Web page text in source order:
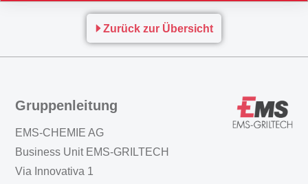
Zurück zur Übersicht
Gruppenleitung
EMS-CHEMIE AG
Business Unit EMS-GRILTECH
Via Innovativa 1